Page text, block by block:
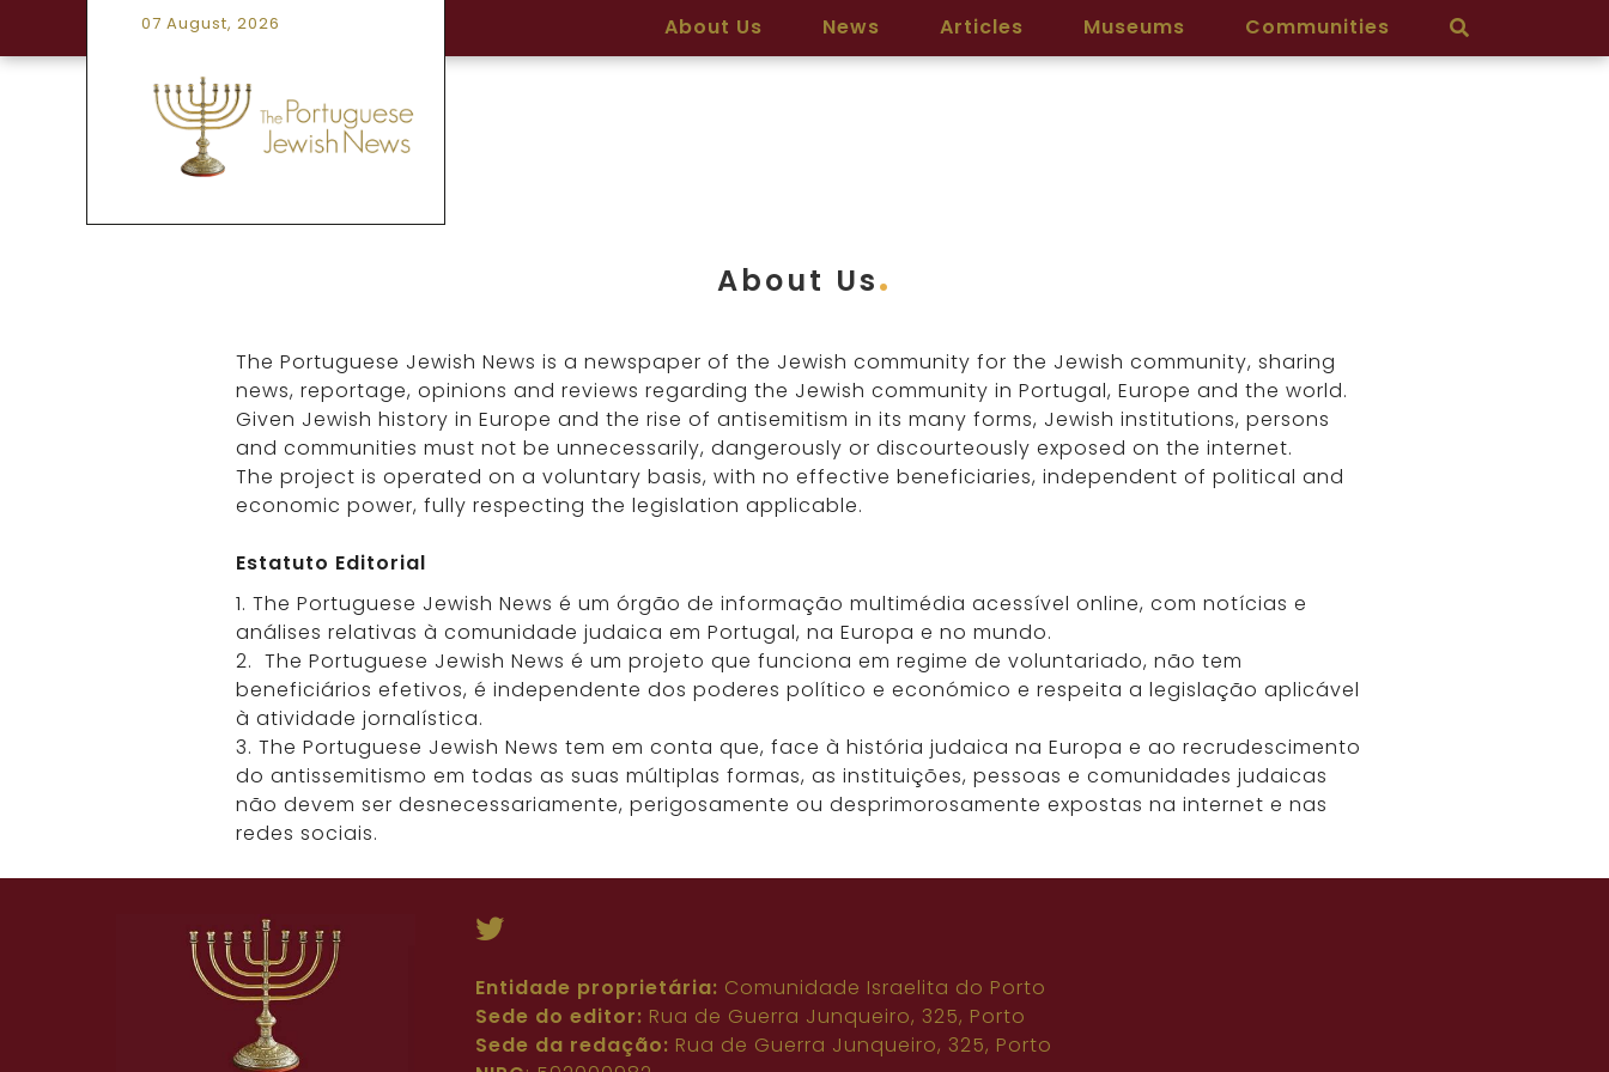
07 August, 2026 About Us News Articles Museums Communities
About Us
The Portuguese Jewish News is a newspaper of the Jewish community for the Jewish community, sharing
news, reportage, opinions and reviews regarding the Jewish community in Portugal, Europe and the world.
Given Jewish history in Europe and the rise of antisemitism in its many forms, Jewish institutions, persons
and communities must not be unnecessarily, dangerously or discourteously exposed on the internet.
The project is operated on a voluntary basis, with no effective beneficiaries, independent of political and
economic power, fully respecting the legislation applicable.
Estatuto Editorial
1. The Portuguese Jewish News é um órgão de informação multimédia acessível online, com notícias e
análises relativas à comunidade judaica em Portugal, na Europa e no mundo.
2. The Portuguese Jewish News é um projeto que funciona em regime de voluntariado, não tem
beneficiários efetivos, é independente dos poderes político e económico e respeita a legislação aplicável
à atividade jornalística.
3. The Portuguese Jewish News tem em conta que, face à história judaica na Europa e ao recrudescimento
do antissemitismo em todas as suas múltiplas formas, as instituições, pessoas e comunidades judaicas
não devem ser desnecessariamente, perigosamente ou desprimorosamente expostas na internet e nas
redes sociais.
Entidade proprietária: Comunidade Israelita do Porto
Sede do editor: Rua de Guerra Junqueiro, 325, Porto
Sede da redação: Rua de Guerra Junqueiro, 325, Porto